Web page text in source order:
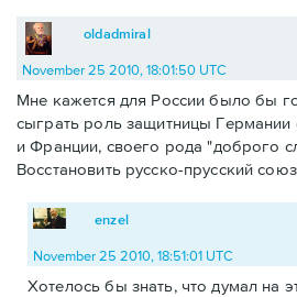
oldadmiral
November 25 2010, 18:01:50 UTC
Мне кажется для России было бы
сыграть роль защитницы Германии
и Франции, своего рода "доброго
Восстановить русско-прусский
enzel
November 25 2010, 18:51:01 UTC
Хотелось бы знать, что думал на